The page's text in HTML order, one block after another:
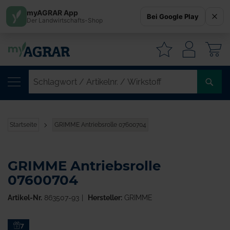
Startseite GRIMME Antriebsrolle 07600704
Zum7
GRIMME Antriebsrolle
07600704
Artikel-Nr. 863507-93 Hersteller:GRIMME
myAGRAR App
Der Landwirtschafts-Shop Bei Google Play